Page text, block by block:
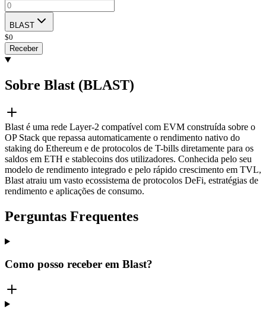
BLAST
$0
Receber
Sobre Blast (BLAST)
Blast é uma rede Layer-2 compatível com EVM construída sobre o
OP Stack que repassa automaticamente o rendimento nativo do
staking do Ethereum e de protocolos de T-bills diretamente para os
saldos em ETH e stablecoins dos utilizadores. Conhecida pelo seu
modelo de rendimento integrado e pelo rápido crescimento em TVL,
Blast atraiu um vasto ecossistema de protocolos DeFi, estratégias de
rendimento e aplicações de consumo.
Perguntas Frequentes
Como posso receber em Blast?